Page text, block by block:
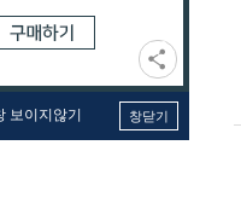
보이지않기 창닫기